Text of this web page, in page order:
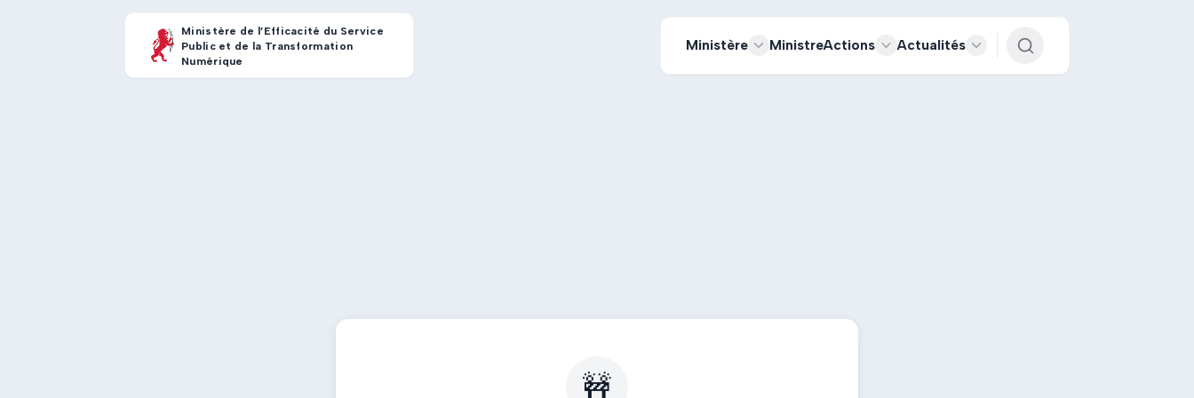
Ministère de l’Efficacité du Service
Public et de la Transformation
Numérique
Ministère MinistreActions Actualités
🚧